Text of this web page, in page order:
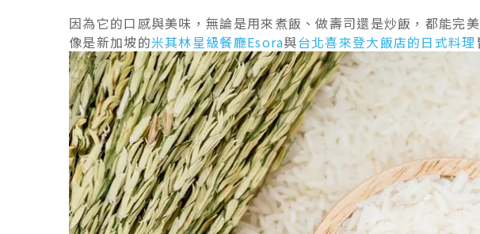
因為它的口感與美味，無論是用來煮飯、做壽司還是炒飯，都能完
像是新加坡的米其林星級餐廳Esora與台北喜來登大飯店的日式料理